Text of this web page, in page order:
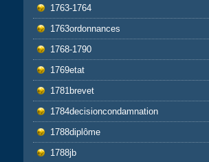
1763-1764
1763ordonnances
1768-1790
1769etat
1781brevet
1784decisioncondamnation
1788diplôme
1788jb